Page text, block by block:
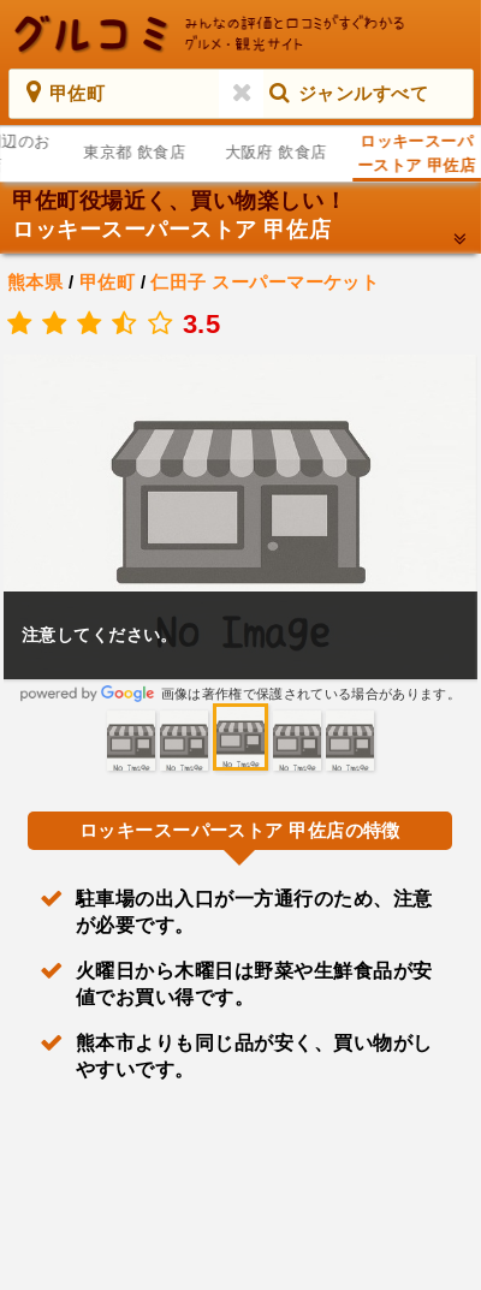
甲佐町 ジャンルすべて
のお
東京都 飲食店 大阪府 飲食店
ロッキースーパ
ーストア 甲佐店
甲佐町役場近く、買い物楽しい！
ロッキースーパーストア 甲佐店
熊本県 / 甲佐町/仁田子 スーパーマーケット
3.5
注意してください。
画像は著作権で保護されている場合があります。
ロッキースーパーストア 甲佐店の特徴
駐車場の出入口が一方通行のため、注意
が必要です。
火曜日から木曜日は野菜や生鮮食品が安
値でお買い得です。
熊本市よりも同じ品が安く、買い物がし
やすいです。